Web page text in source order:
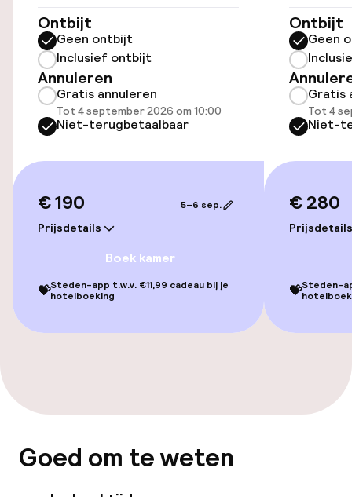
Toegankelijkheid
Lift
Entertainment
Ontbijtbuffet
Schoonmaakvoorzieningen
Overal rookvrij
Ontbijt
Geen ontbijt
Inclusief ontbijt
Annuleren
Gratis annuleren
Tot 4 september 2026 om 10:00
Niet-terugbetaalbaar
€ 190
Prijsdetails
5–6 sep.
Boek kamer
💝Steden-app t.w.v. €11,99 cadeau bij je
hotelboeking
Ontbijt
Geen
Gratis
Tot 4
Niet-
€ 280
Prijsdetails
💝Steden-
Goed om te weten